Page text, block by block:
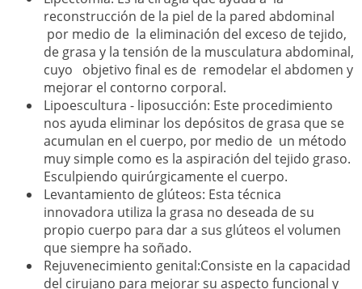
reconstrucción de la piel de la pared abdominal
por medio de la eliminación del exceso de tejido,
de grasa y la tensión de la musculatura abdominal,
cuyo objetivo final es de remodelar el abdomen y
mejorar el contorno corporal.
Lipoescultura - liposucción: Este procedimiento
nos ayuda eliminar los depósitos de grasa que se
acumulan en el cuerpo, por medio de un método
muy simple como es la aspiración del tejido graso.
Esculpiendo quirúrgicamente el cuerpo.
Levantamiento de glúteos: Esta técnica
innovadora utiliza la grasa no deseada de su
propio cuerpo para dar a sus glúteos el volumen
que siempre ha soñado.
Rejuvenecimiento genital:Consiste en la capacidad
del cirujano para mejorar su aspecto funcional y